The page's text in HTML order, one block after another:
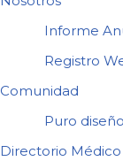
Informe
Registro
Comunidad
Puro
Directorio Médico